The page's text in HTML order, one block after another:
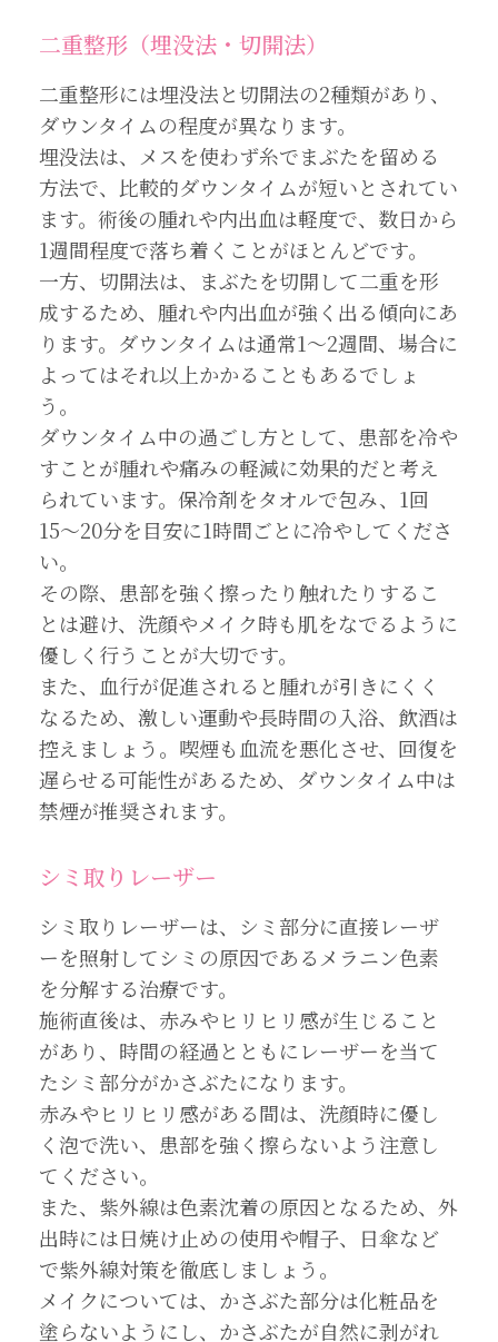
二重整形（埋没法・切開法）
二重整形には埋没法と切開法の2種類があり、
ダウンタイムの程度が異なります。
埋没法は、メスを使わず糸でまぶたを留める
方法で、比較的ダウンタイムが短いとされてい
ます。術後の腫れや内出血は軽度で、数日から
1週間程度で落ち着くことがほとんどです。
一方、切開法は、まぶたを切開して二重を形
成するため、腫れや内出血が強く出る傾向にあ
ります。ダウンタイムは通常1〜2週間、場合に
よってはそれ以上かかることもあるでしょ
う。
ダウンタイム中の過ごし方として、患部を冷や
すことが腫れや痛みの軽減に効果的だと考え
られています。保冷剤をタオルで包み、1回
15〜20分を目安に1時間ごとに冷やしてくださ
い。
その際、患部を強く擦ったり触れたりするこ
とは避け、洗顔やメイク時も肌をなでるように
優しく行うことが大切です。
また、血行が促進されると腫れが引きにくく
なるため、激しい運動や長時間の入浴、飲酒は
控えましょう。喫煙も血流を悪化させ、回復を
遅らせる可能性があるため、ダウンタイム中は
禁煙が推奨されます。
シミ取りレーザー
シミ取りレーザーは、シミ部分に直接レーザ
ーを照射してシミの原因であるメラニン色素
を分解する治療です。
施術直後は、赤みやヒリヒリ感が生じること
があり、時間の経過とともにレーザーを当て
たシミ部分がかさぶたになります。
赤みやヒリヒリ感がある間は、洗顔時に優し
く泡で洗い、患部を強く擦らないよう注意し
てください。
また、紫外線は色素沈着の原因となるため、外
出時には日焼け止めの使用や帽子、日傘など
で紫外線対策を徹底しましょう。
メイクについては、かさぶた部分は化粧品を
塗らないようにし、かさぶたが自然に剥がれ